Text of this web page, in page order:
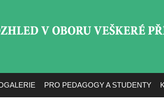
PRO PEDAGOGY A STUDENTY